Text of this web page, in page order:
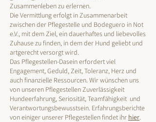
Zusammenleben zu erlernen.
Die Vermittlung erfolgt in Zusammenarbeit
zwischen der Pflegestelle und Bodeguero in Not
e.V., mit dem Ziel, ein dauerhaftes und liebevolles
Zuhause zu finden, in dem der Hund geliebt und
artgerecht versorgt wird.
Das Pflegestellen-Dasein erfordert viel
Engagement, Geduld, Zeit, Toleranz, Herz und
auch finanzielle Ressourcen. Wir wünschen uns
von unseren Pflegestellen Zuverlässigkeit
Hundeerfahrung, Seriosität, Teamfähigkeit und
Verantwortungsbewusstsein. Erfahrungsberichte
von einiger unserer Pflegestellen findet ihr hier.